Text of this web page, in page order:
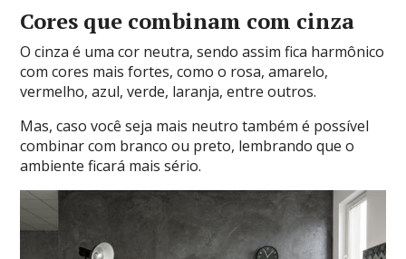
Cores que combinam com cinza
O cinza é uma cor neutra, sendo assim fica harmônico
com cores mais fortes, como o rosa, amarelo,
vermelho, azul, verde, laranja, entre outros.
Mas, caso você seja mais neutro também é possível
combinar com branco ou preto, lembrando que o
ambiente ficará mais sério.